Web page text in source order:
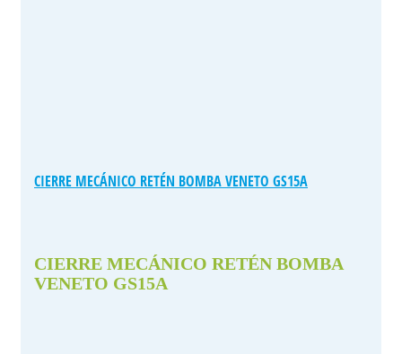
CIERRE MECÁNICO RETÉN BOMBA VENETO GS15A
CIERRE MECÁNICO RETÉN BOMBA
VENETO GS15A